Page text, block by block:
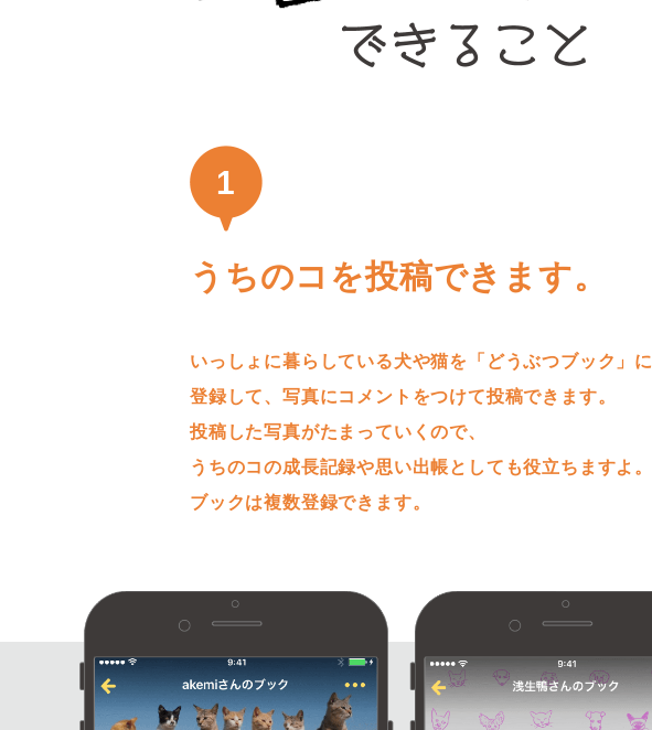
1
うちのコを投稿できます。
いっしょに暮らしている犬や猫を「どうぶつブック」に
登録して、写真にコメントをつけて投稿できます。
投稿した写真がたまっていくので、
うちのコの成長記録や思い出帳としても役立ちますよ。
ブックは複数登録できます。